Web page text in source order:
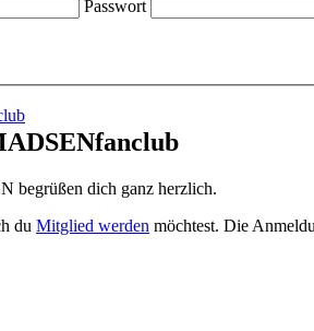
Passwort
begrüßen dich ganz herzlich.
du Mitglied werden möchtest. Die